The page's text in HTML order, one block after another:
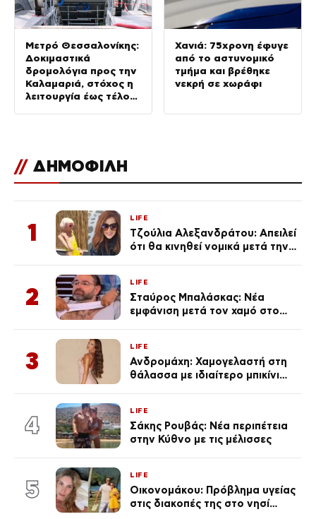
Μετρό Θεσσαλονίκης:
Δοκιμαστικά
δρομολόγια προς την
Καλαμαριά, στόχος η
λειτουργία έως τέλος
Χανιά: 75χρονη έφυγε
από το αστυνομικό
τμήμα και βρέθηκε
νεκρή σε χωράφι
// ΔΗΜΟΦΙΛΗ
1
LIFE
Τζούλια Αλεξανδράτου: Απειλεί
ότι θα κινηθεί νομικά μετά την
2
LIFE
Σταύρος Μπαλάσκας: Νέα
εμφάνιση μετά τον χαμό στο
3
LIFE
Ανδρομάχη: Χαμογελαστή στη
θάλασσα με ιδιαίτερο μπικίνι
4
LIFE
Σάκης Ρουβάς: Νέα περιπέτεια
στην Κύθνο με τις μέλισσες
5
LIFE
Οικονομάκου: Πρόβλημα υγείας
στις διακοπές της στο νησί